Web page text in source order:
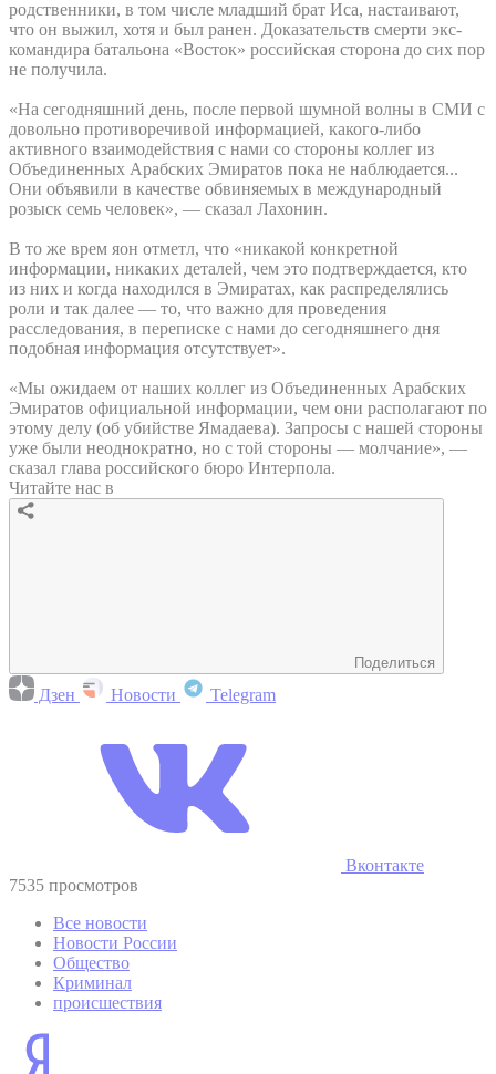
родственники, в том числе младший брат Иса, настаивают,
что он выжил, хотя и был ранен. Доказательств смерти экс-
командира батальона «Восток» российская сторона до сих пор
не получила.
«На сегодняшний день, после первой шумной волны в СМИ с
довольно противоречивой информацией, какого-либо
активного взаимодействия с нами со стороны коллег из
Объединенных Арабских Эмиратов пока не наблюдается...
Они объявили в качестве обвиняемых в международный
розыск семь человек», — сказал Лахонин.
В то же врем яон отметл, что «никакой конкретной
информации, никаких деталей, чем это подтверждается, кто
из них и когда находился в Эмиратах, как распределялись
роли и так далее — то, что важно для проведения
расследования, в переписке с нами до сегодняшнего дня
подобная информация отсутствует».
«Мы ожидаем от наших коллег из Объединенных Арабских
Эмиратов официальной информации, чем они располагают по
этому делу (об убийстве Ямадаева). Запросы с нашей стороны
уже были неоднократно, но с той стороны — молчание», —
сказал глава российского бюро Интерпола.
Читайте нас в
Поделиться
Дзен Новости Telegram
Вконтакте
7535 просмотров
Все новости
Новости России
Общество
Криминал
происшествия